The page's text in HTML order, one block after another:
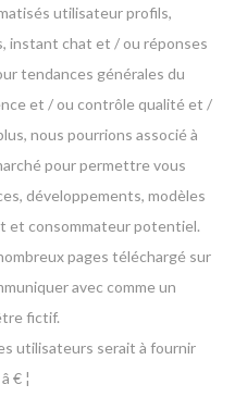
utilisateur profils,
instant chat et / ou réponses
tendances générales du
et / ou contrôle qualité et /
nous pourrions associé à
pour permettre vous
développements, modèles
et consommateur potentiel.
pages téléchargé sur
avec comme un
fictif.
utilisateurs serait à fournir
€ ¦